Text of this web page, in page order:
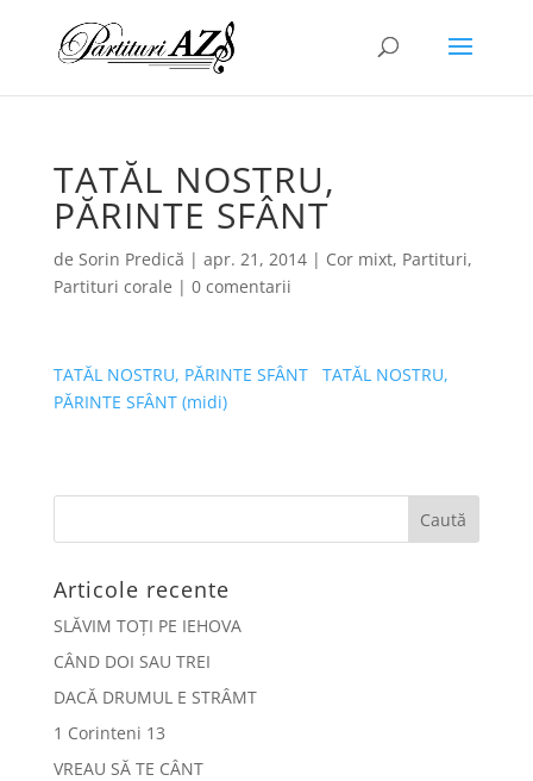
TATĂL NOSTRU,
PĂRINTE SFÂNT
de Sorin Predică | apr. 21, 2014| Cor mixt, Partituri,
Partituri corale | 0 comentarii
TATĂL NOSTRU, PĂRINTE SFÂNT
TATĂL NOSTRU,
PĂRINTE SFÂNT (midi)
Articole recente
SLĂVIM TOȚI PE IEHOVA
CÂND DOI SAU TREI
DACĂ DRUMUL E STRÂMT
1 Corinteni 13
VREAU SĂ TE CÂNT